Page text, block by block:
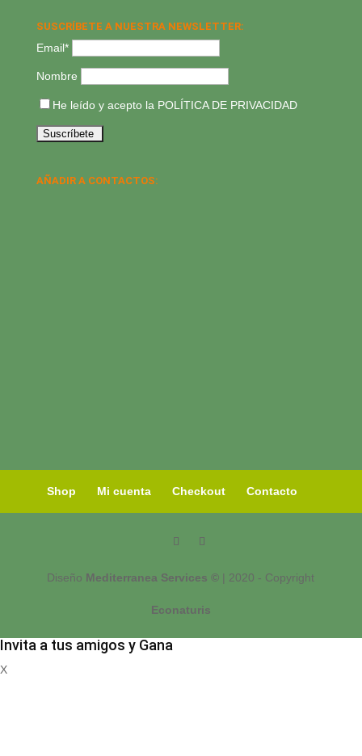
SUSCRÍBETE A NUESTRA NEWSLETTER:
Email*
Nombre
He leído y acepto la POLÍTICA DE PRIVACIDAD
AÑADIR A CONTACTOS:
Shop Mi cuenta Checkout Contacto
Diseño Mediterranea Services © | 2020 - Copyright
Econaturis
Invita a tus amigos y Gana
X